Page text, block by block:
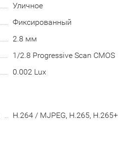
Уличное
Фиксированный
2.8 мм
1/2.8 Progressive Scan CMOS
0.002 Lux
H.264 / MJPEG, H.265, H.265+